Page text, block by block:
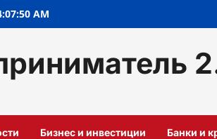
AM
Бизнес и инвестиции Банки и